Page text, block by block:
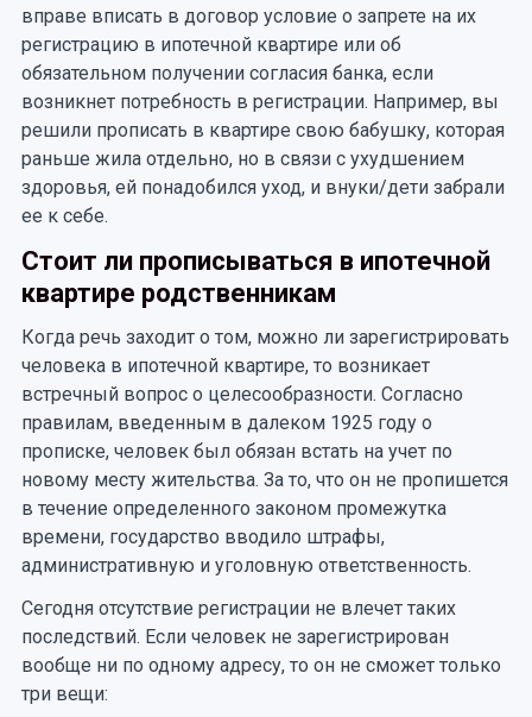
вправе вписать в договор условие о запрете на их
регистрацию в ипотечной квартире или об
обязательном получении согласия банка, если
возникнет потребность в регистрации. Например, вы
решили прописать в квартире свою бабушку, которая
раньше жила отдельно, но в связи с ухудшением
здоровья, ей понадобился уход, и внуки/дети забрали
ее к себе.
Стоит ли прописываться в ипотечной
квартире родственникам
Когда речь заходит о том, можно ли зарегистрировать
человека в ипотечной квартире, то возникает
встречный вопрос о целесообразности. Согласно
правилам, введенным в далеком 1925 году о
прописке, человек был обязан встать на учет по
новому месту жительства. За то, что он не пропишется
в течение определенного законом промежутка
времени, государство вводило штрафы,
административную и уголовную ответственность.
Сегодня отсутствие регистрации не влечет таких
последствий. Если человек не зарегистрирован
вообще ни по одному адресу, то он не сможет только
три вещи: